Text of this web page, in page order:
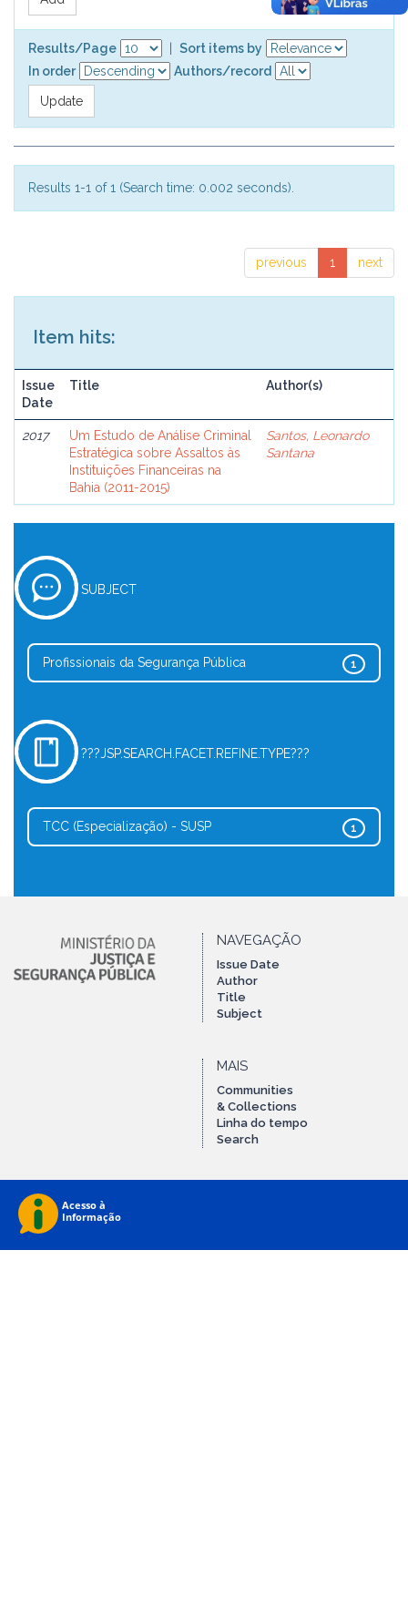
Results/Page
Sort items by
In order
Authors/record
Results 1-1 of 1 (Search time: 0.002 seconds).
previous 1 next
Item hits:
Issue
Date
Title Author(s)
2017
Um Estudo de Análise Criminal
Estratégica sobre Assaltos às
Instituições Financeiras na
Bahia (2011-2015)
Santos, Leonardo
Santana
SUBJECT
1
Profissionais da Segurança Pública
???JSP.SEARCH.FACET.REFINE.TYPE???
1
TCC (Especialização) - SUSP
NAVEGAÇÃO
Issue Date
Author
Title
Subject
MAIS
Communities
& Collections
Linha do tempo
Search